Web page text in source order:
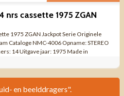
nrs cassette 1975 ZGAN
1975 ZGAN Jackpot Serie Originele
Cataloge NMC-4006 Opname: STEREO
14 Uitgave jaar: 1975 Made in
en beelddragers".